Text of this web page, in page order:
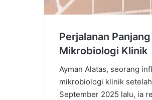
Perjalanan
Mikrobiologi Klinik
Ayman Alatas, seorang
mikrobiologi klinik
September 2025 lalu, ia